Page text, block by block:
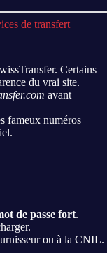
de transfert
Certains
du vrai site.
avant
fameux numéros
de passe fort.
ou à la CNIL.